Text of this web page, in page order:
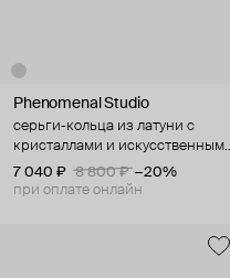
Phenomenal Studio
серьги-кольца из латуни с
кристаллами и искусственным
жемчугом, grace
7 040 ₽ 8 800 ₽ −20%
при оплате онлайн